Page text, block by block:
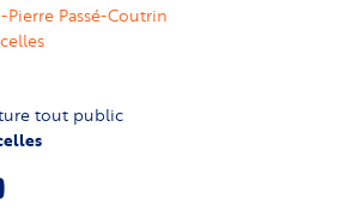
Pierre Passé-Coutrin
tout public